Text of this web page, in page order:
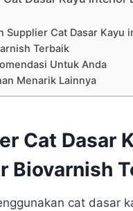
Supplier Cat Dasar Kayu
Terbaik
Untuk Anda
Menarik Lainnya
Cat Dasar
Biovarnish
cat dasar